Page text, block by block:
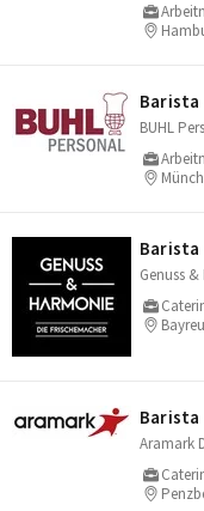
Barista
BUHL
Barista
Genuss
Barista
Aramark